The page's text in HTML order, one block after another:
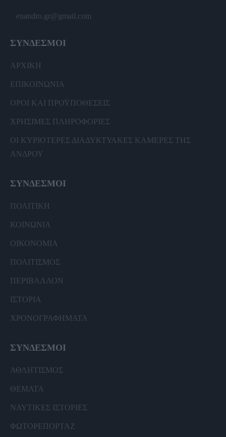
enandro.gr@gmail.com
ΣΥΝΔΕΣΜΟΙ
ΑΡΧΙΚΗ
ΕΠΙΚΟΙΝΩΝΙΑ
ΟΡΟΙ ΚΑΙ ΠΡΟΫΠΟΘΕΣΕΙΣ
ΧΡΗΣΙΜΕΣ ΠΛΗΡΟΦΟΡΙΕΣ
ΟΙ ΚΥΡΙΟΤΕΡΕΣ ΔΙΑΔΥΚΤΥΑΚΕΣ ΚΑΜΕΡΕΣ ΤΗΣ
ΑΝΔΡΟΥ
ΣΥΝΔΕΣΜΟΙ
ΠΟΛΙΤΙΚΗ
ΚΟΙΝΩΝΙΑ
ΟΙΚΟΝΟΜΙΑ
ΠΟΛΙΤΙΣΜΟΣ
ΠΕΡΙΒΑΛΛΟΝ
ΙΣΤΟΡΙΑ
ΧΡΟΝΟΓΡΑΦΗΜΑΤΑ
ΣΥΝΔΕΣΜΟΙ
ΑΘΛΗΤΙΣΜΟΣ
ΘΕΜΑΤΑ
ΝΑΥΤΙΚΕΣ ΙΣΤΟΡΙΕΣ
ΦΩΤΟΡΕΠΟΡΤΑΖ